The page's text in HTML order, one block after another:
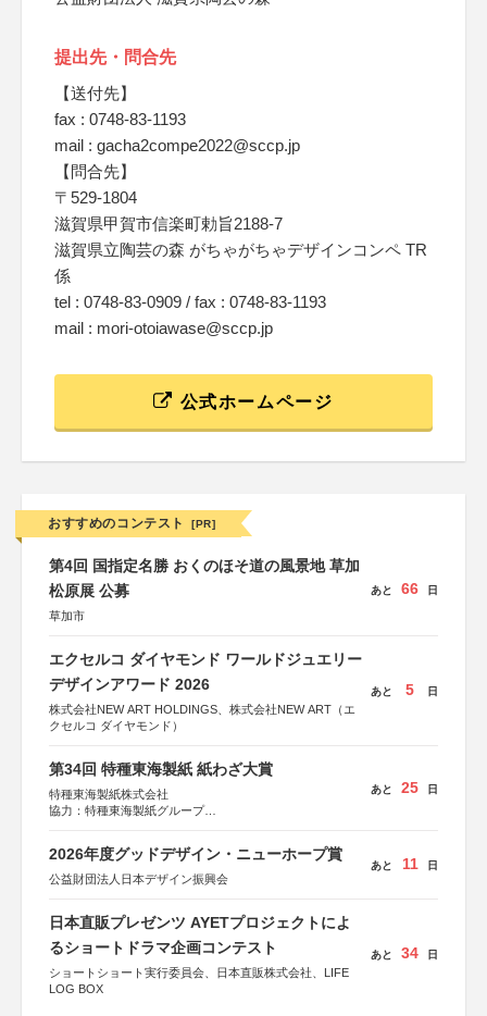
提出先・問合先
【送付先】
fax : 0748-83-1193
mail : gacha2compe2022@sccp.jp
【問合先】
〒529-1804
滋賀県甲賀市信楽町勅旨2188-7
滋賀県立陶芸の森 がちゃがちゃデザインコンペ TR
係
tel : 0748-83-0909 / fax : 0748-83-1193
mail : mori-otoiawase@sccp.jp
公式ホームページ
おすすめのコンテスト [PR]
第4回 国指定名勝 おくのほそ道の風景地 草加
松原展 公募
草加市
あと 66 日
エクセルコ ダイヤモンド ワールドジュエリー
デザインアワード 2026
株式会社NEW ART HOLDINGS、株式会社NEW ART（エ
クセルコ ダイヤモンド）
あと 5 日
第34回 特種東海製紙 紙わざ大賞
特種東海製紙株式会社
協力：特種東海製紙グループ
あと 25 日
2026年度グッドデザイン・ニューホープ賞
公益財団法人日本デザイン振興会
あと 11 日
日本直販プレゼンツ AYETプロジェクトによ
るショートドラマ企画コンテスト
ショートショート実行委員会、日本直販株式会社、LIFE
LOG BOX
あと 34 日